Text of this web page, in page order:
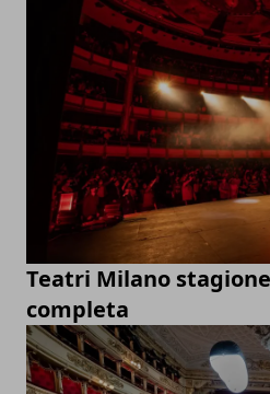
Teatri Milano
completa